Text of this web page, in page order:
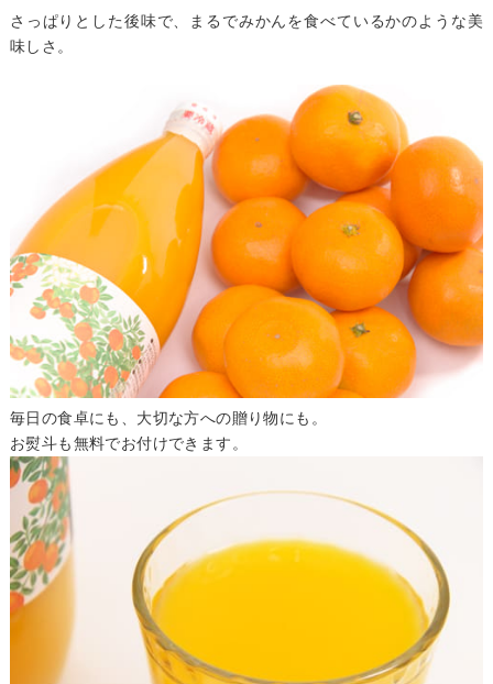
さっぱりとした後味で、まるでみかんを食べているかのような美
味しさ。
毎日の食卓にも、大切な方への贈り物にも。
お熨斗も無料でお付けできます。